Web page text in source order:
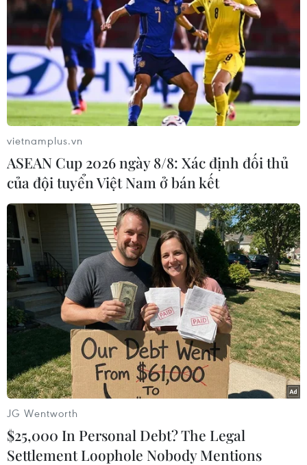
các phần tử cực đoan có quan hệ với IS.
Tổng thống Philippines mời các tay súng
Hồi giáo tham gia chống IS
04/06/2017 23:24
Ngày 4/6, Tổng thống Philippines Rodrigo Duterte​ đã
mời các phần tử nổi dậy Hồi giáo gia nhập quân đội
nước này để chống lại tổ chức Nhà nước Hồi giáo (IS)
tự xưng.
vietnamplus.vn
ASEAN Cup 2026 ngày 8/8: Xác định đối thủ
của đội tuyển Việt Nam ở bán kết
JG Wentworth
$25,000 In Personal Debt? The Legal
Settlement Loophole Nobody Mentions